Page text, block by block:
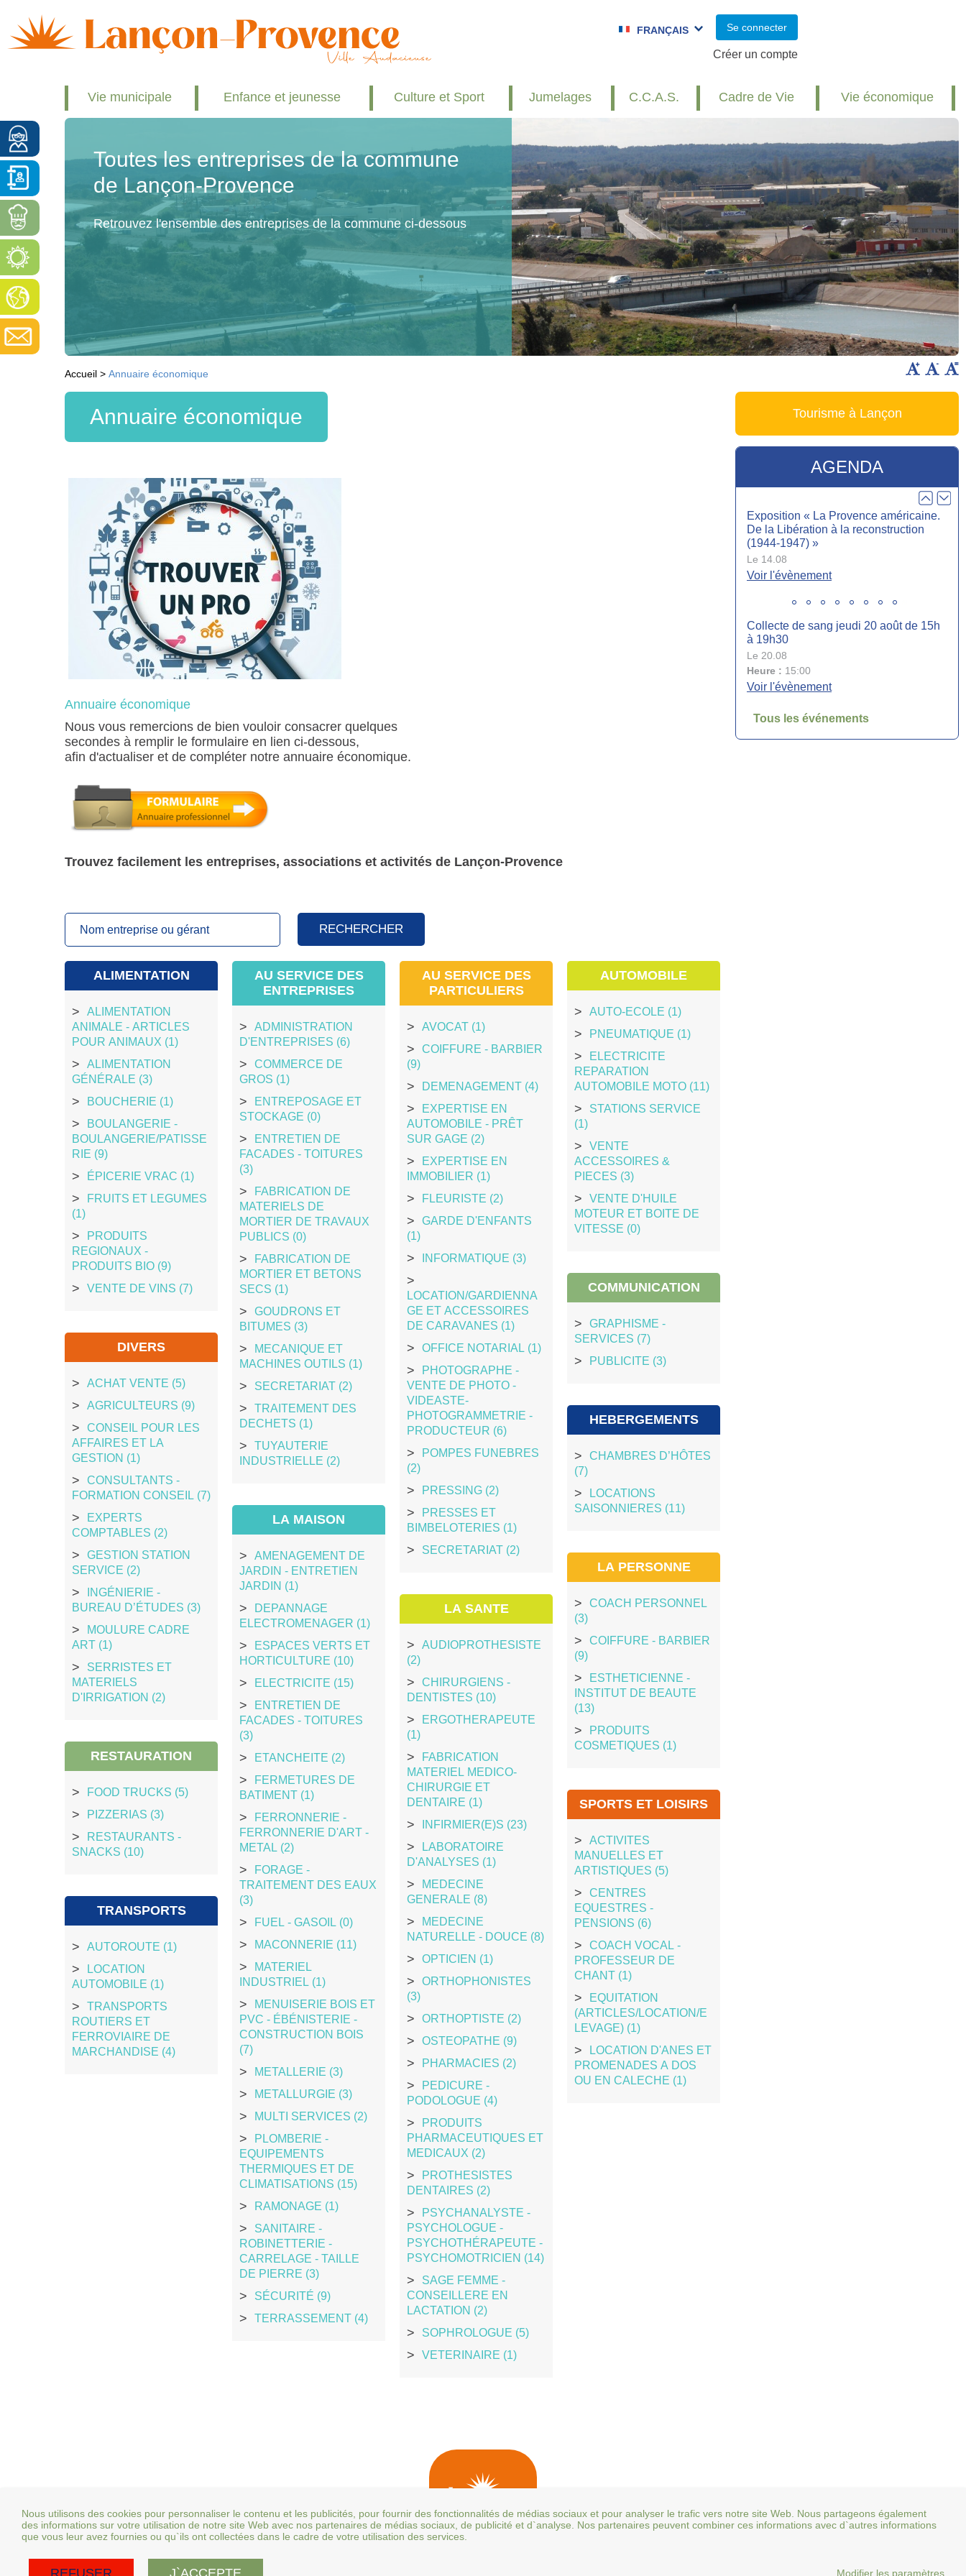
FRANÇAIS Se connecter
Créer un compte
Vie municipale Enfance et jeunesse Culture et Sport Jumelages C.C.A.S. Cadre de Vie Vie économique
Toutes les entreprises de la commune
de Lançon-Provence
Retrouvez l'ensemble des entreprises de la commune ci-dessous
Accueil > Annuaire économique
Annuaire économique
Annuaire économique
Nous vous remercions de bien vouloir consacrer quelques
secondes à remplir le formulaire en lien ci-dessous,
afin d'actualiser et de compléter notre annuaire économique.
Trouvez facilement les entreprises, associations et activités de Lançon-Provence
ALIMENTATION
ALIMENTATION
ANIMALE - ARTICLES
POUR ANIMAUX (1)
ALIMENTATION
GÉNÉRALE (3)
BOUCHERIE (1)
BOULANGERIE -
BOULANGERIE/PATISSE
RIE (9)
ÉPICERIE VRAC (1)
FRUITS ET LEGUMES
(1)
PRODUITS
REGIONAUX -
PRODUITS BIO (9)
VENTE DE VINS (7)
AU SERVICE DES
ENTREPRISES
ADMINISTRATION
D'ENTREPRISES (6)
COMMERCE DE
GROS (1)
ENTREPOSAGE ET
STOCKAGE (0)
ENTRETIEN DE
FACADES - TOITURES
(3)
FABRICATION DE
MATERIELS DE
MORTIER DE TRAVAUX
PUBLICS (0)
FABRICATION DE
MORTIER ET BETONS
SECS (1)
GOUDRONS ET
BITUMES (3)
MECANIQUE ET
MACHINES OUTILS (1)
SECRETARIAT (2)
TRAITEMENT DES
DECHETS (1)
TUYAUTERIE
INDUSTRIELLE (2)
AU SERVICE DES
PARTICULIERS
AVOCAT (1)
COIFFURE - BARBIER
(9)
DEMENAGEMENT (4)
EXPERTISE EN
AUTOMOBILE - PRÊT
SUR GAGE (2)
EXPERTISE EN
IMMOBILIER (1)
FLEURISTE (2)
GARDE D'ENFANTS
(1)
INFORMATIQUE (3)
LOCATION/GARDIENNA
GE ET ACCESSOIRES
DE CARAVANES (1)
OFFICE NOTARIAL (1)
PHOTOGRAPHE -
VENTE DE PHOTO -
VIDEASTE-
PHOTOGRAMMETRIE -
PRODUCTEUR (6)
POMPES FUNEBRES
(2)
PRESSING (2)
PRESSES ET
BIMBELOTERIES (1)
SECRETARIAT (2)
AUTOMOBILE
AUTO-ECOLE (1)
PNEUMATIQUE (1)
ELECTRICITE
REPARATION
AUTOMOBILE MOTO (11)
STATIONS SERVICE
(1)
VENTE
ACCESSOIRES &
PIECES (3)
VENTE D'HUILE
MOTEUR ET BOITE DE
VITESSE (0)
COMMUNICATION
GRAPHISME -
SERVICES (7)
PUBLICITE (3)
DIVERS
ACHAT VENTE (5)
AGRICULTEURS (9)
CONSEIL POUR LES
AFFAIRES ET LA
GESTION (1)
CONSULTANTS -
FORMATION CONSEIL (7)
EXPERTS
COMPTABLES (2)
GESTION STATION
SERVICE (2)
INGÉNIERIE -
BUREAU D’ÉTUDES (3)
MOULURE CADRE
ART (1)
SERRISTES ET
MATERIELS
D'IRRIGATION (2)
HEBERGEMENTS
CHAMBRES D’HÔTES
(7)
LOCATIONS
SAISONNIERES (11)
LA MAISON
AMENAGEMENT DE
JARDIN - ENTRETIEN
JARDIN (1)
DEPANNAGE
ELECTROMENAGER (1)
ESPACES VERTS ET
HORTICULTURE (10)
ELECTRICITE (15)
ENTRETIEN DE
FACADES - TOITURES
(3)
ETANCHEITE (2)
FERMETURES DE
BATIMENT (1)
FERRONNERIE -
FERRONNERIE D'ART -
METAL (2)
FORAGE -
TRAITEMENT DES EAUX
(3)
FUEL - GASOIL (0)
MACONNERIE (11)
MATERIEL
INDUSTRIEL (1)
MENUISERIE BOIS ET
PVC - ÉBÉNISTERIE -
CONSTRUCTION BOIS
(7)
METALLERIE (3)
METALLURGIE (3)
MULTI SERVICES (2)
PLOMBERIE -
EQUIPEMENTS
THERMIQUES ET DE
CLIMATISATIONS (15)
RAMONAGE (1)
SANITAIRE -
ROBINETTERIE -
CARRELAGE - TAILLE
DE PIERRE (3)
SÉCURITÉ (9)
TERRASSEMENT (4)
LA PERSONNE
COACH PERSONNEL
(3)
COIFFURE - BARBIER
(9)
ESTHETICIENNE -
INSTITUT DE BEAUTE
(13)
PRODUITS
COSMETIQUES (1)
LA SANTE
AUDIOPROTHESISTE
(2)
CHIRURGIENS -
DENTISTES (10)
ERGOTHERAPEUTE
(1)
FABRICATION
MATERIEL MEDICO-
CHIRURGIE ET
DENTAIRE (1)
INFIRMIER(E)S (23)
LABORATOIRE
D'ANALYSES (1)
MEDECINE
GENERALE (8)
MEDECINE
NATURELLE - DOUCE (8)
OPTICIEN (1)
ORTHOPHONISTES
(3)
ORTHOPTISTE (2)
OSTEOPATHE (9)
PHARMACIES (2)
PEDICURE -
PODOLOGUE (4)
PRODUITS
PHARMACEUTIQUES ET
MEDICAUX (2)
PROTHESISTES
DENTAIRES (2)
PSYCHANALYSTE -
PSYCHOLOGUE -
PSYCHOTHÉRAPEUTE -
PSYCHOMOTRICIEN (14)
SAGE FEMME -
CONSEILLERE EN
LACTATION (2)
SOPHROLOGUE (5)
VETERINAIRE (1)
RESTAURATION
FOOD TRUCKS (5)
PIZZERIAS (3)
RESTAURANTS -
SNACKS (10)
SPORTS ET LOISIRS
ACTIVITES
MANUELLES ET
ARTISTIQUES (5)
CENTRES
EQUESTRES -
PENSIONS (6)
COACH VOCAL -
PROFESSEUR DE
CHANT (1)
EQUITATION
(ARTICLES/LOCATION/E
LEVAGE) (1)
LOCATION D'ANES ET
PROMENADES A DOS
OU EN CALECHE (1)
TRANSPORTS
AUTOROUTE (1)
LOCATION
AUTOMOBILE (1)
TRANSPORTS
ROUTIERS ET
FERROVIAIRE DE
MARCHANDISE (4)
Tourisme à Lançon
AGENDA
Réunion publique : travaux et
redynamisation du village
Le 07.10
Heure :19:00
Réunion d’information mutuelle AXA
Le 13.10
Heure :18:00
Voir l'évènement
Exposition « La Provence américaine.
De la Libération à la reconstruction
(1944-1947) »
Le 14.08
Voir l'évènement
Collecte de sang jeudi 20 août de 15h
à 19h30
Le 20.08
Heure : 15:00
Voir l'évènement
Fête votive de la Saint-Symphorien du
Tous les événements
Nous utilisons des cookies pour personnaliser le contenu et les publicités, pour fournir des fonctionnalités de médias sociaux et pour analyser le trafic vers notre site Web. Nous partageons également
des informations sur votre utilisation de notre site Web avec nos partenaires de médias sociaux, de publicité et d`analyse. Nos partenaires peuvent combiner ces informations avec d`autres informations
que vous leur avez fournies ou qu`ils ont collectées dans le cadre de votre utilisation des services.
REFUSER J`ACCEPTE Modifier les paramètres